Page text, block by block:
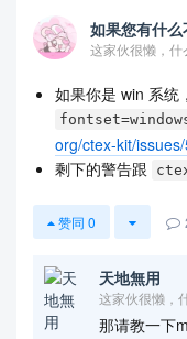
如果您有什么
这家伙很懒，什
如果你是 win 系统
org/ctex-kit/
剩下的警告跟
赞同 0
天地無用
这家伙很懒，
那请教一下